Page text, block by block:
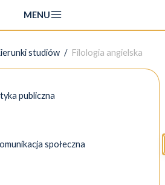
MENU
studiów / Filologia angielska
publiczna
społeczna